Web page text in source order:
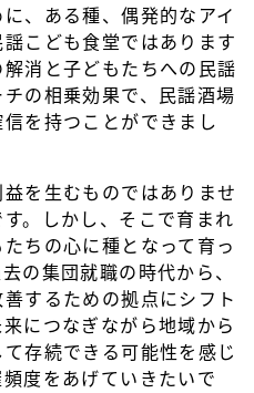
、ある種、偶発的なアイ
こども食堂ではあります
消と子どもたちへの民謡
の相乗効果で、民謡酒場
を持つことができまし
を生むものではありませ
。しかし、そこで育まれ
ちの心に種となって育っ
の集団就職の時代から、
するための拠点にシフト
につなぎながら地域から
存続できる可能性を感じ
度をあげていきたいで